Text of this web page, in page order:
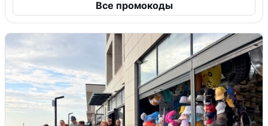
Все промокоды